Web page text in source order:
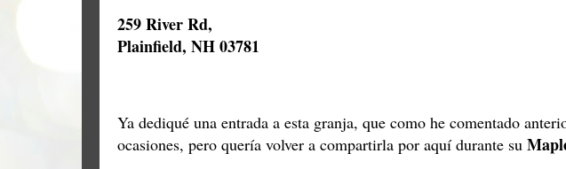
259 River Rd,
Plainfield, NH 03781
Ya dediqué una entrada a esta granja, que como he comentado
ocasiones, pero quería volver a compartirla por aquí durante su